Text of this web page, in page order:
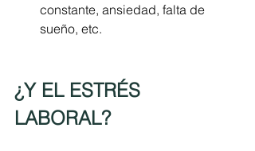
constante, ansiedad, falta de
sueño, etc.
¿Y EL ESTRÉS
LABORAL?